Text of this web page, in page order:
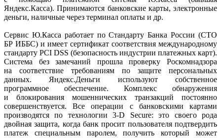
Яндекс.Касса). Принимаются банковские карты, электронные
деньги, наличные через терминал оплаты и др.
Сервис Ю.Касса работает по Стандарту Банка России (СТО
БР ИББС) и имеет сертификат соответствия международному
стандарту PCI DSS (безопасность индустрии платежных карт).
Система без замечаний прошла проверку Роскомнадзора
на соответствие требованиям по защите персональных
данных. Яндекс.Деньги используют собственное
программное обеспечение. Комплекс обнаружения
и блокирования мошеннических транзакций постоянно
совершенствуется. Все операции с банковскими картами
производятся по технологии 3-D Secure: это своего рода
двойная защита, когда банк просит пользователя подтвердить
платеж специальным паролем, получить который может